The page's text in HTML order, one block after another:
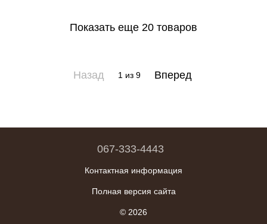
Показать еще 20 товаров
Назад 1 из 9 Вперед
067-333-4443
Контактная информация
Полная версия сайта
© 2026